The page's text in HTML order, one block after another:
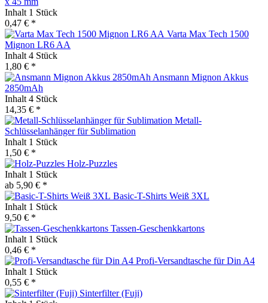
Inhalt 1 Stück
0,47 € *
Varta Max Tech 1500
Mignon LR6 AA
Inhalt 4 Stück
1,80 € *
Ansmann Mignon Akkus
2850mAh
Inhalt 4 Stück
14,35 € *
Metall-
Schlüsselanhänger für Sublimation
Inhalt 1 Stück
1,50 € *
Holz-Puzzles
Inhalt 1 Stück
ab 5,90 € *
Basic-T-Shirts Weiß 3XL
Inhalt 1 Stück
9,50 € *
Tassen-Geschenkkartons
Inhalt 1 Stück
0,46 € *
Profi-Versandtasche für Din A4
Inhalt 1 Stück
0,55 € *
Sinterfilter (Fuji)